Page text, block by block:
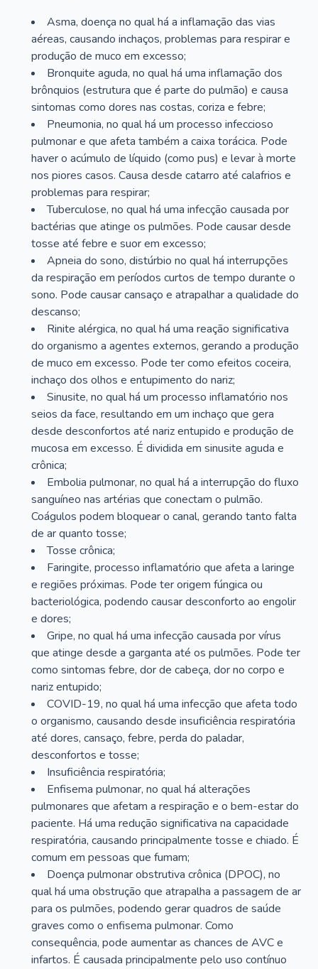
Asma, doença no qual há a inflamação das vias
aéreas, causando inchaços, problemas para respirar e
produção de muco em excesso;
Bronquite aguda, no qual há uma inflamação dos
brônquios (estrutura que é parte do pulmão) e causa
sintomas como dores nas costas, coriza e febre;
Pneumonia, no qual há um processo infeccioso
pulmonar e que afeta também a caixa torácica. Pode
haver o acúmulo de líquido (como pus) e levar à morte
nos piores casos. Causa desde catarro até calafrios e
problemas para respirar;
Tuberculose, no qual há uma infecção causada por
bactérias que atinge os pulmões. Pode causar desde
tosse até febre e suor em excesso;
Apneia do sono, distúrbio no qual há interrupções
da respiração em períodos curtos de tempo durante o
sono. Pode causar cansaço e atrapalhar a qualidade do
descanso;
Rinite alérgica, no qual há uma reação significativa
do organismo a agentes externos, gerando a produção
de muco em excesso. Pode ter como efeitos coceira,
inchaço dos olhos e entupimento do nariz;
Sinusite, no qual há um processo inflamatório nos
seios da face, resultando em um inchaço que gera
desde desconfortos até nariz entupido e produção de
mucosa em excesso. É dividida em sinusite aguda e
crônica;
Embolia pulmonar, no qual há a interrupção do fluxo
sanguíneo nas artérias que conectam o pulmão.
Coágulos podem bloquear o canal, gerando tanto falta
de ar quanto tosse;
Tosse crônica;
Faringite, processo inflamatório que afeta a laringe
e regiões próximas. Pode ter origem fúngica ou
bacteriológica, podendo causar desconforto ao engolir
e dores;
Gripe, no qual há uma infecção causada por vírus
que atinge desde a garganta até os pulmões. Pode ter
como sintomas febre, dor de cabeça, dor no corpo e
nariz entupido;
COVID-19, no qual há uma infecção que afeta todo
o organismo, causando desde insuficiência respiratória
até dores, cansaço, febre, perda do paladar,
desconfortos e tosse;
Insuficiência respiratória;
Enfisema pulmonar, no qual há alterações
pulmonares que afetam a respiração e o bem-estar do
paciente. Há uma redução significativa na capacidade
respiratória, causando principalmente tosse e chiado. É
comum em pessoas que fumam;
Doença pulmonar obstrutiva crônica (DPOC), no
qual há uma obstrução que atrapalha a passagem de ar
para os pulmões, podendo gerar quadros de saúde
graves como o enfisema pulmonar. Como
consequência, pode aumentar as chances de AVC e
infartos. É causada principalmente pelo uso contínuo